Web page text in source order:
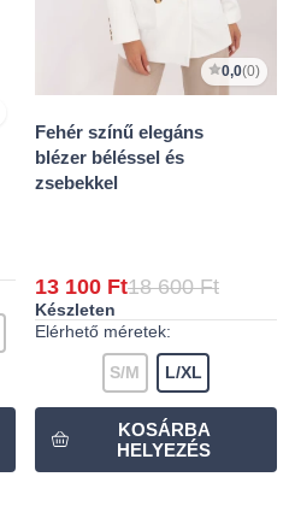
0,0(0)
Fehér színű elegáns
blézer béléssel és
zsebekkel
13 100 Ft18 600 Ft
Készleten
Elérhető méretek:
S/M L/XL